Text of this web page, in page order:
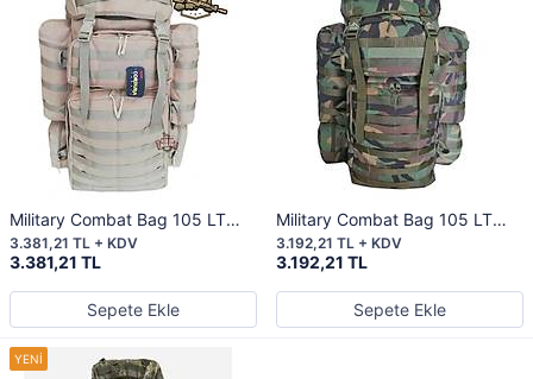
Military Combat Bag 105 LT
DESERT
3.381,21 TL
3.381,21 TL + KDV
Sepete Ekle
Military Combat Bag 105 LT
WOODLAND
3.192,21 TL
3.192,21 TL + KDV
Sepete Ekle